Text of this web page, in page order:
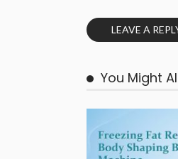
LEAVE A
You Might